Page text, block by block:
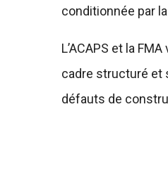
conditionnée par
L’ACAPS et la
cadre structuré et
défauts de